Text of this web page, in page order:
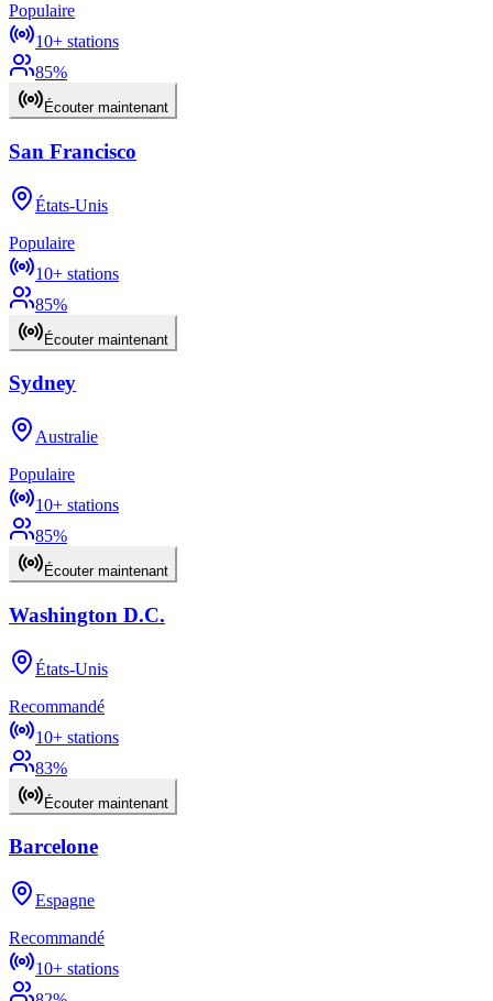
Populaire
10+ stations
85%
Écouter maintenant
San Francisco
États-Unis
Populaire
10+ stations
85%
Écouter maintenant
Sydney
Australie
Populaire
10+ stations
85%
Écouter maintenant
Washington D.C.
États-Unis
Recommandé
10+ stations
83%
Écouter maintenant
Barcelone
Espagne
Recommandé
10+ stations